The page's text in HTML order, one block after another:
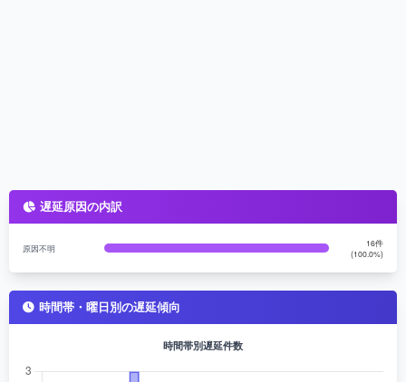
遅延原因の内訳
原因不明
16件
(100.0%)
時間帯・曜日別の遅延傾向
時間帯別遅延件数